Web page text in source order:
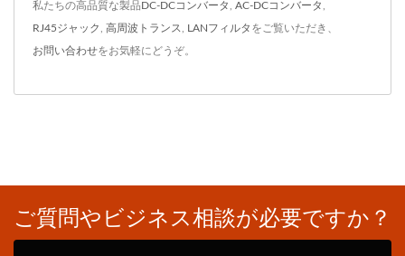
私たちの高品質な製品DC-DCコンバータ AC-DCコンバータ
RJ45ジャック 高周波トランス LANフィルタ をご覧いただき、
お問い合わせをお気軽にどうぞ。
ご質問やビジネス相談が必要ですか？